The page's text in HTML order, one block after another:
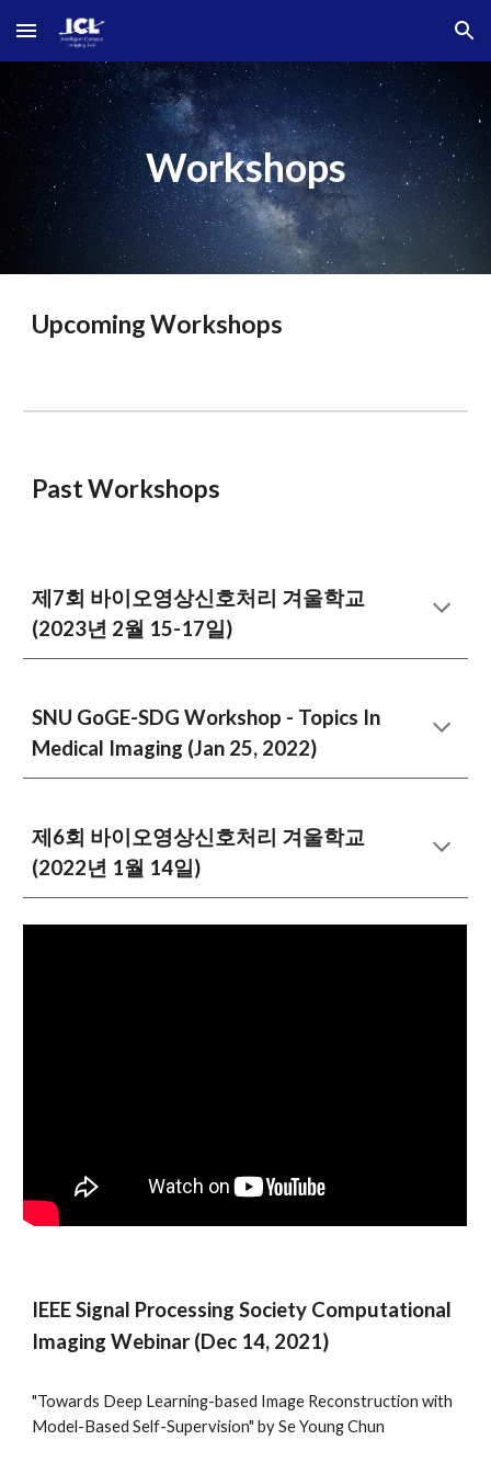
Skip to main content Skip to navigation
Workshops
Upcoming Workshops
Past Workshops
제7회 바이오영상신호처리 겨울학교
(2023년 2월 15-17일)
SNU GoGE-SDG Workshop - Topics In
Medical Imaging (Jan 25, 2022)
제6회 바이오영상신호처리 겨울학교
(2022년 1월 14일)
IEEE Signal Processing Society Computational
Imaging Webinar (Dec 14, 2021)
"Towards Deep Learning-based Image Reconstruction with
Model-Based Self-Supervision" by Se Young Chun